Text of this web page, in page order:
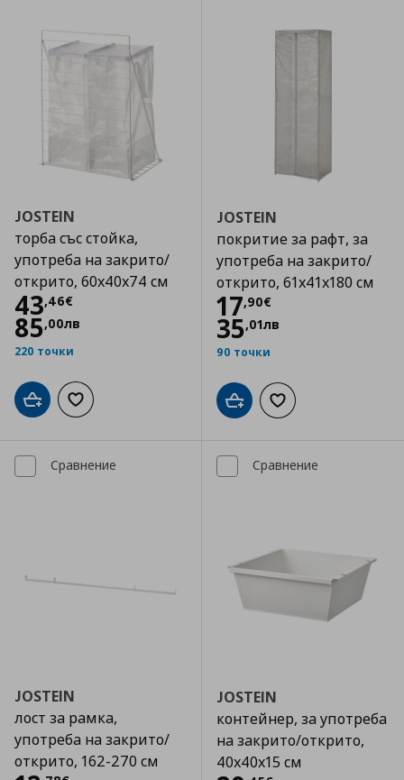
JOSTEIN
торба със стойка,
употреба на закрито/
открито, 60x40x74 см
43,46€
Цена
85,00лв
220 точки
Добави в кошницата
Добави към списъка с любими
JOSTEIN
покритие за рафт, за
употреба на закрито/
открито, 61x41x180 см
17,90€
Цена
35,01лв
90 точки
Добави в кошницата
Добави към
Сравнение
JOSTEIN
лост за рамка,
употреба на закрито/
открито, 162-270 см
Сравнение
JOSTEIN
контейнер, за употреба
на закрито/открито,
40x40x15 см